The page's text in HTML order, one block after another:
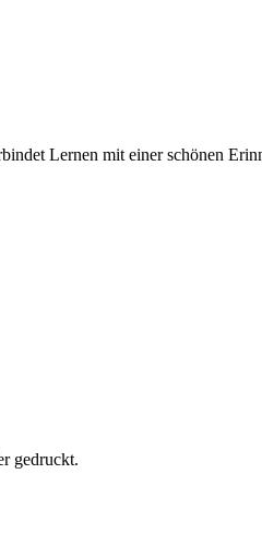
Lernen mit einer schönen
gedruckt.